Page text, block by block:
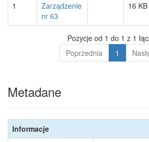
1
Zarządzenie
nr 63
16 KB
Pozycje od 1 do 1 z 1
Poprzednia
1
Metadane
Informacje